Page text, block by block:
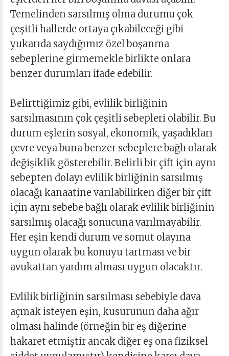
Temelinden sarsılmış olma durumu çok
çeşitli hallerde ortaya çıkabileceği gibi
yukarıda saydığımız özel boşanma
sebeplerine girmemekle birlikte onlara
benzer durumları ifade edebilir.
Belirttiğimiz gibi, evlilik birliğinin
sarsılmasının çok çeşitli sebepleri olabilir. Bu
durum eşlerin sosyal, ekonomik, yaşadıkları
çevre veya buna benzer sebeplere bağlı olarak
değişiklik gösterebilir. Belirli bir çift için aynı
sebepten dolayı evlilik birliğinin sarsılmış
olacağı kanaatine varılabilirken diğer bir çift
için aynı sebebe bağlı olarak evlilik birliğinin
sarsılmış olacağı sonucuna varılmayabilir.
Her eşin kendi durum ve somut olayına
uygun olarak bu konuyu tartması ve bir
avukattan yardım alması uygun olacaktır.
Evlilik birliğinin sarsılması sebebiyle dava
açmak isteyen eşin, kusurunun daha ağır
olması halinde (örneğin bir eş diğerine
hakaret etmiştir ancak diğer eş ona fiziksel